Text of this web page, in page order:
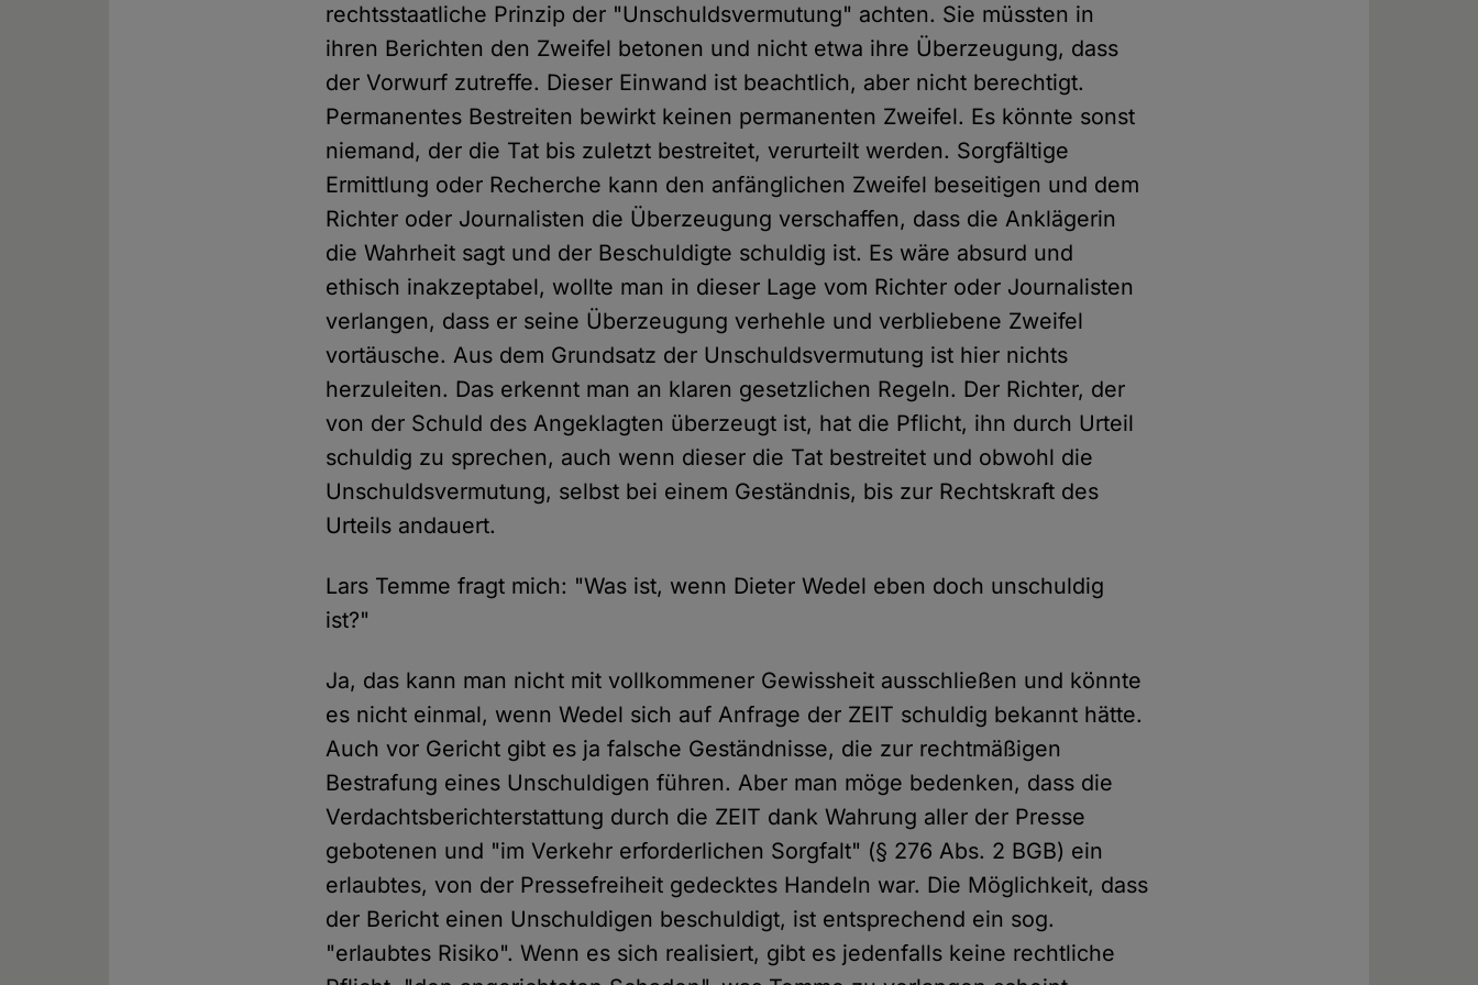
rechtsstaatliche Prinzip der "Unschuldsvermutung" achten. Sie müssten in
ihren Berichten den Zweifel betonen und nicht etwa ihre Überzeugung, dass
der Vorwurf zutreffe. Dieser Einwand ist beachtlich, aber nicht berechtigt.
Permanentes Bestreiten bewirkt keinen permanenten Zweifel. Es könnte sonst
niemand, der die Tat bis zuletzt bestreitet, verurteilt werden. Sorgfältige
Ermittlung oder Recherche kann den anfänglichen Zweifel beseitigen und dem
Richter oder Journalisten die Überzeugung verschaffen, dass die Anklägerin
die Wahrheit sagt und der Beschuldigte schuldig ist. Es wäre absurd und
ethisch inakzeptabel, wollte man in dieser Lage vom Richter oder Journalisten
verlangen, dass er seine Überzeugung verhehle und verbliebene Zweifel
vortäusche. Aus dem Grundsatz der Unschuldsvermutung ist hier nichts
herzuleiten. Das erkennt man an klaren gesetzlichen Regeln. Der Richter, der
von der Schuld des Angeklagten überzeugt ist, hat die Pflicht, ihn durch Urteil
schuldig zu sprechen, auch wenn dieser die Tat bestreitet und obwohl die
Unschuldsvermutung, selbst bei einem Geständnis, bis zur Rechtskraft des
Urteils andauert.
Lars Temme fragt mich: "Was ist, wenn Dieter Wedel eben doch unschuldig
ist?"
Ja, das kann man nicht mit vollkommener Gewissheit ausschließen und könnte
es nicht einmal, wenn Wedel sich auf Anfrage der ZEIT schuldig bekannt hätte.
Auch vor Gericht gibt es ja falsche Geständnisse, die zur rechtmäßigen
Bestrafung eines Unschuldigen führen. Aber man möge bedenken, dass die
Verdachtsberichterstattung durch die ZEIT dank Wahrung aller der Presse
gebotenen und "im Verkehr erforderlichen Sorgfalt" (§ 276 Abs. 2 BGB) ein
erlaubtes, von der Pressefreiheit gedecktes Handeln war. Die Möglichkeit, dass
der Bericht einen Unschuldigen beschuldigt, ist entsprechend ein sog.
"erlaubtes Risiko". Wenn es sich realisiert, gibt es jedenfalls keine rechtliche